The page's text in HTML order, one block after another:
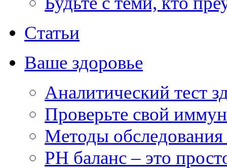
Статьи
Ваше здоровье
Аналитический тест
Проверьте свой
Методы обследования
РH баланс – это